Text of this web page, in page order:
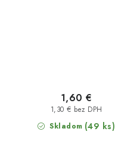
Skladom (49 ks)
1,30 € bez DPH
1,60 €